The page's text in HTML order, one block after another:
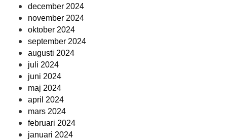
december 2024
november 2024
oktober 2024
september 2024
augusti 2024
juli 2024
juni 2024
maj 2024
april 2024
mars 2024
februari 2024
januari 2024